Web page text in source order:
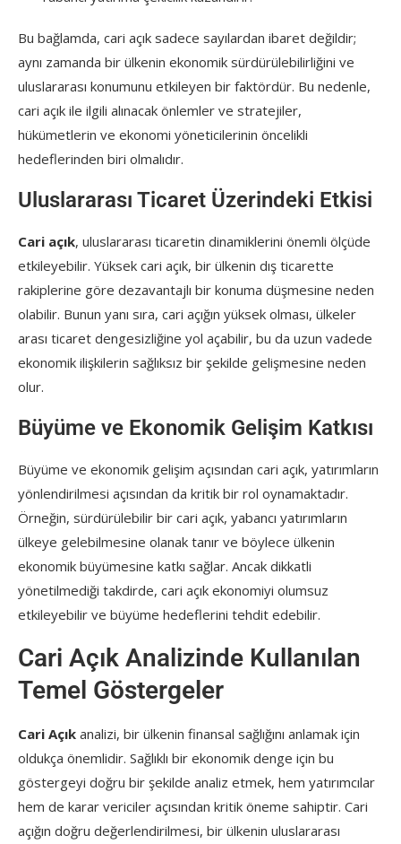
Bu bağlamda, cari açık sadece sayılardan ibaret değildir;
aynı zamanda bir ülkenin ekonomik sürdürülebilirliğini ve
uluslararası konumunu etkileyen bir faktördür. Bu nedenle,
cari açık ile ilgili alınacak önlemler ve stratejiler,
hükümetlerin ve ekonomi yöneticilerinin öncelikli
hedeflerinden biri olmalıdır.
Uluslararası Ticaret Üzerindeki Etkisi
Cari açık, uluslararası ticaretin dinamiklerini önemli ölçüde
etkileyebilir. Yüksek cari açık, bir ülkenin dış ticarette
rakiplerine göre dezavantajlı bir konuma düşmesine neden
olabilir. Bunun yanı sıra, cari açığın yüksek olması, ülkeler
arası ticaret dengesizliğine yol açabilir, bu da uzun vadede
ekonomik ilişkilerin sağlıksız bir şekilde gelişmesine neden
olur.
Büyüme ve Ekonomik Gelişim Katkısı
Büyüme ve ekonomik gelişim açısından cari açık, yatırımların
yönlendirilmesi açısından da kritik bir rol oynamaktadır.
Örneğin, sürdürülebilir bir cari açık, yabancı yatırımların
ülkeye gelebilmesine olanak tanır ve böylece ülkenin
ekonomik büyümesine katkı sağlar. Ancak dikkatli
yönetilmediği takdirde, cari açık ekonomiyi olumsuz
etkileyebilir ve büyüme hedeflerini tehdit edebilir.
Cari Açık Analizinde Kullanılan
Temel Göstergeler
Cari Açık analizi, bir ülkenin finansal sağlığını anlamak için
oldukça önemlidir. Sağlıklı bir ekonomik denge için bu
göstergeyi doğru bir şekilde analiz etmek, hem yatırımcılar
hem de karar vericiler açısından kritik öneme sahiptir. Cari
açığın doğru değerlendirilmesi, bir ülkenin uluslararası